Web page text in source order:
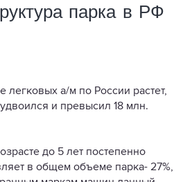
парка в РФ
легковых а/м по России растет,
и превысил 18 млн.
до 5 лет постепенно
в общем объеме парка- 27%,